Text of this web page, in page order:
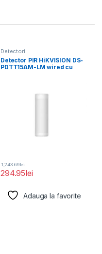
Detectori
Detector PIR HiKVISION DS-
PDTT15AM-LM wired cu
294.95lei
1,243.69lei
Adauga la favorite